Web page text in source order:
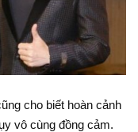
cho biết hoàn cảnh
vô cùng đồng cảm.